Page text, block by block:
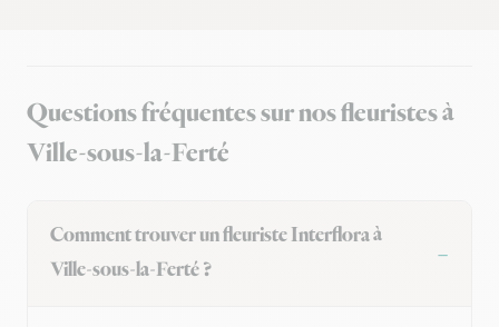
Questions fréquentes sur nos fleuristes à
Ville-sous-la-Ferté
Comment trouver un fleuriste Interflora à
Ville-sous-la-Ferté ?